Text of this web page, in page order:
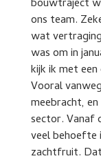
bouwtraject
ons team.
wat
was om in
kijk ik met
Vooral
meebracht,
sector. Vanaf
veel behoefte
zachtfruit.